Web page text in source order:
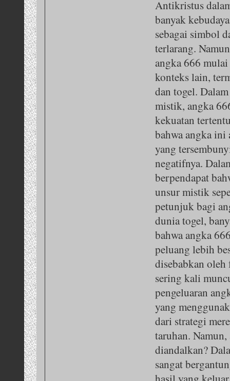
Antikristus
banyak
sebagai simbol
terlarang.
angka 666
konteks lain,
dan togel.
mistik, angka
kekuatan
bahwa angka ini
yang
negatifnya.
berpendapat
unsur mistik
petunjuk bagi
dunia togel,
bahwa angka
peluang lebih
disebabkan oleh
sering kali
pengeluaran
yang
dari strategi
taruhan.
diandalkan?
sangat